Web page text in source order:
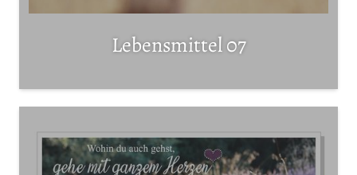
Lebensmittel 07